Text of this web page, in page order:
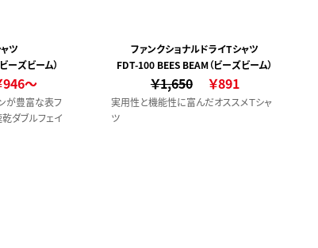
ツ
ーズビーム）
946～
が豊富な表フ
乾ダブルフェイ
ファンクショナルドライTシャツ
FDT-100 BEES BEAM（ビーズビーム）
￥1,650 ￥891
実用性と機能性に富んだオススメＴシャ
ツ